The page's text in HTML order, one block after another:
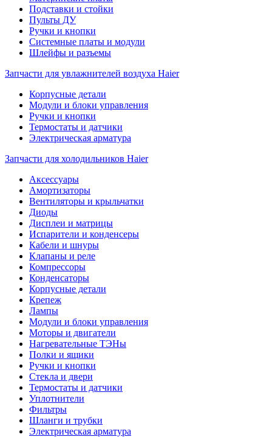
Подставки и стойки
Пульты ДУ
Ручки и кнопки
Системные платы и модули
Шлейфы и разъемы
Запчасти для увлажнителей воздуха Haier
Корпусные детали
Модули и блоки управления
Ручки и кнопки
Термостаты и датчики
Электрическая арматура
Запчасти для холодильников Haier
Аксессуары
Амортизаторы
Вентиляторы и крыльчатки
Диоды
Дисплеи и матрицы
Испарители и конденсеры
Кабели и шнуры
Клапаны и реле
Компрессоры
Конденсаторы
Корпусные детали
Крепеж
Лампы
Модули и блоки управления
Моторы и двигатели
Нагревательные ТЭНы
Полки и ящики
Ручки и кнопки
Стекла и двери
Термостаты и датчики
Уплотнители
Фильтры
Шланги и трубки
Электрическая арматура